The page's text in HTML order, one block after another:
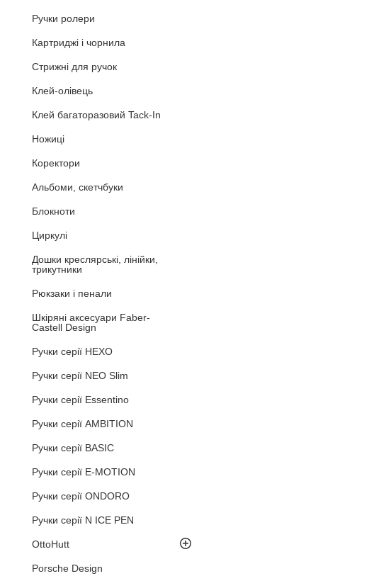
Ручки ролери
Картриджі і чорнила
Стрижні для ручок
Клей-олівець
Клей багаторазовий Tack-In
Ножиці
Коректори
Альбоми, скетчбуки
Блокноти
Циркулі
Дошки креслярські, лінійки,
трикутники
Рюкзаки і пенали
Шкіряні аксесуари Faber-
Castell Design
Ручки серії HEXO
Ручки серії NEO Slim
Ручки серії Essentino
Ручки серії AMBITION
Ручки серії BASIC
Ручки серії E-MOTION
Ручки серії ONDORO
Ручки серії N ICE PEN
OttoHutt
Porsche Design